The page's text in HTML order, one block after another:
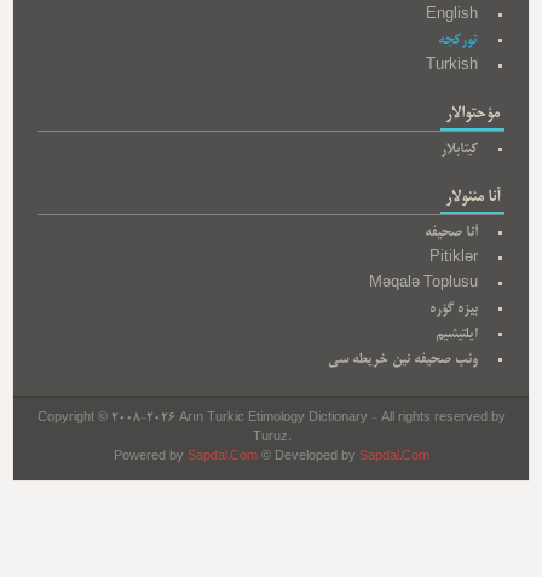
English
تورکجه
Turkish
مؤحتوالار
کیتابلار
آنا مئنولار
آنا صحیفه
Pitiklər
Məqalə Toplusu
بیزه گؤره
ایلتیشیم
وئب صحیفه نین خریطه سی
Copyright © 2008-2026 Arın Turkic Etimology Dictionary - All rights reserved by
Turuz.
Powered by Sapdal.Com© Developed by Sapdal.Com